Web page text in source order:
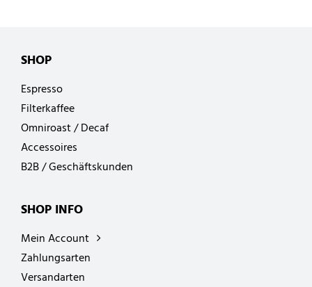
SHOP
Espresso
Filterkaffee
Omniroast / Decaf
Accessoires
B2B / Geschäftskunden
SHOP INFO
Mein Account
Zahlungsarten
Versandarten